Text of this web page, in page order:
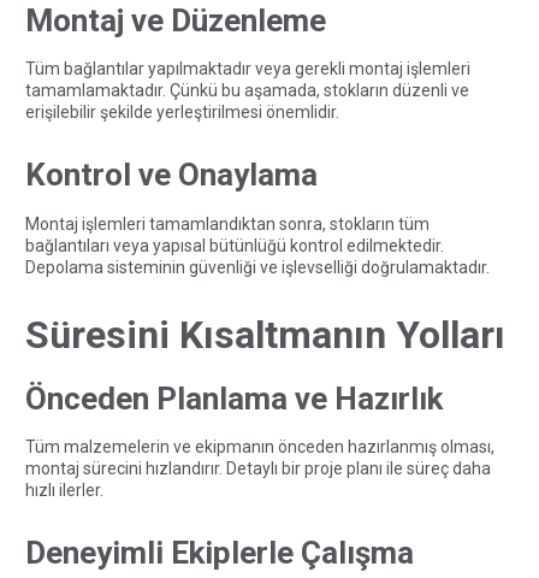
Montaj ve Düzenleme
Tüm bağlantılar yapılmaktadır veya gerekli montaj işlemleri
tamamlamaktadır. Çünkü bu aşamada, stokların düzenli ve
erişilebilir şekilde yerleştirilmesi önemlidir.
Kontrol ve Onaylama
Montaj işlemleri tamamlandıktan sonra, stokların tüm
bağlantıları veya yapısal bütünlüğü kontrol edilmektedir.
Depolama sisteminin güvenliği ve işlevselliği doğrulamaktadır.
Süresini Kısaltmanın Yolları
Önceden Planlama ve Hazırlık
Tüm malzemelerin ve ekipmanın önceden hazırlanmış olması,
montaj sürecini hızlandırır. Detaylı bir proje planı ile süreç daha
hızlı ilerler.
Deneyimli Ekiplerle Çalışma